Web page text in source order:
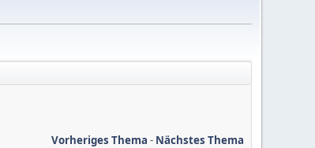
Vorheriges Thema - Nächstes Thema